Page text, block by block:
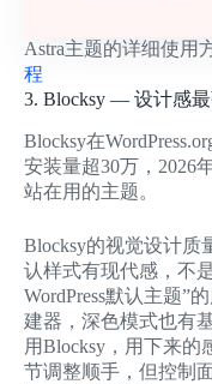
Astra主题的详细使用
程
3. Blocksy — 设计感
Blocksy在
安装量超30万，2026
站在用的主题。
Blocksy的视觉设计
认样式有现代感，不
WordPress默认主题”
建器，深色模式也有
用Blocksy，用下来的
节调整顺手，但控制